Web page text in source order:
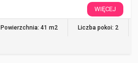
WIĘCEJ
Powierzchnia: 41 m2 Liczba pokoi: 2